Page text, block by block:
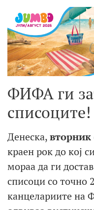
ФИФА ги
списоците!
Денеска,вторник
краен рок до кој
мораа да ги
списоци со точно
канцелариите на